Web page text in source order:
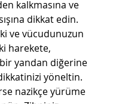
kalkmasına ve
dikkat edin.
ve vücudunuzun
harekete,
yandan diğerine
yöneltin.
nazikçe yürüme